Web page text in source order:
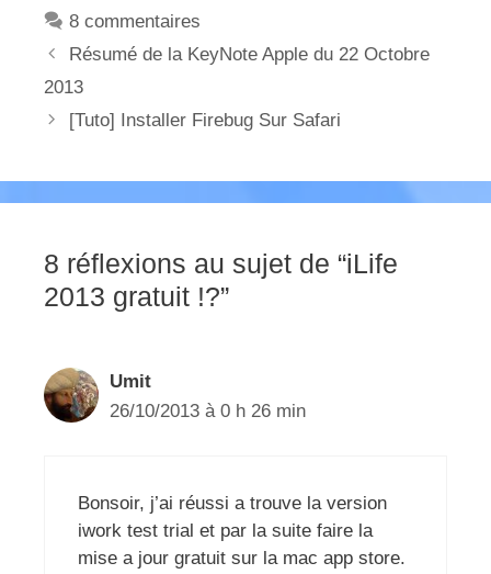
8 commentaires
Résumé de la KeyNote Apple du 22 Octobre
2013
[Tuto] Installer Firebug Sur Safari
8 réflexions au sujet de “iLife
2013 gratuit !?”
Umit
26/10/2013 à 0 h 26 min
Bonsoir, j’ai réussi a trouve la version
iwork test trial et par la suite faire la
mise a jour gratuit sur la mac app store.